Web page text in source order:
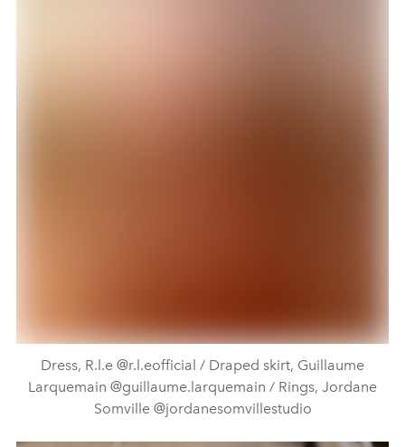
Dress, R.l.e @r.l.eofficial / Draped skirt, Guillaume
Larquemain @guillaume.larquemain / Rings, Jordane
Somville @jordanesomvillestudio